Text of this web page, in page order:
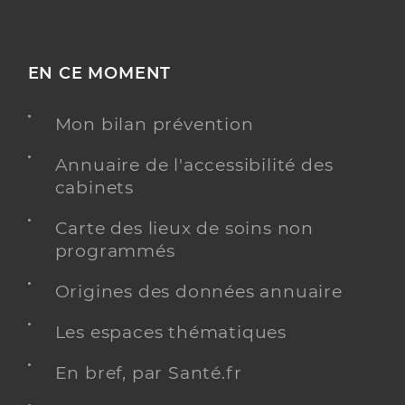
EN CE MOMENT
Mon bilan prévention
Annuaire de l'accessibilité des
cabinets
Carte des lieux de soins non
programmés
Origines des données annuaire
Les espaces thématiques
En bref, par Santé.fr